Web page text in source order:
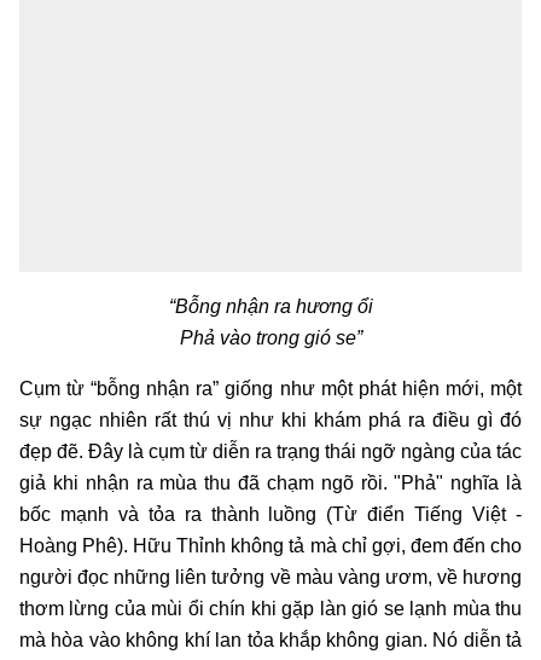
“Bỗng nhận ra hương ổi
Phả vào trong gió se”
Cụm từ “bỗng nhận ra” giống như một phát hiện mới, một
sự ngạc nhiên rất thú vị như khi khám phá ra điều gì đó
đẹp đẽ. Đây là cụm từ diễn ra trạng thái ngỡ ngàng của tác
giả khi nhận ra mùa thu đã chạm ngõ rồi. "Phả" nghĩa là
bốc mạnh và tỏa ra thành luồng (Từ điển Tiếng Việt -
Hoàng Phê). Hữu Thỉnh không tả mà chỉ gợi, đem đến cho
người đọc những liên tưởng về màu vàng ươm, về hương
thơm lừng của mùi ổi chín khi gặp làn gió se lạnh mùa thu
mà hòa vào không khí lan tỏa khắp không gian. Nó diễn tả